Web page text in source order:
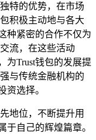
特的优势，在市场
积极主动地与各大
种紧密的合作不仅为
流，在这些活动
为Trust钱包的发展提
与传统金融机构的
选择。
地位，不断提升用
自己的辉煌篇章。